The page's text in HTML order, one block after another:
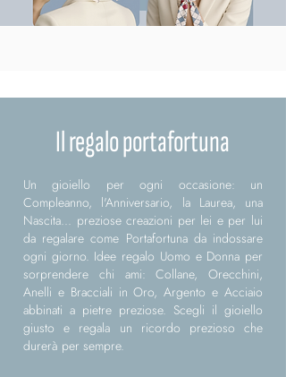
Il regalo portafortuna
Un gioiello per ogni occasione: un
Compleanno, l'Anniversario, la Laurea, una
Nascita... preziose creazioni per lei e per lui
da regalare come Portafortuna da indossare
ogni giorno. Idee regalo Uomo e Donna per
sorprendere chi ami: Collane, Orecchini,
Anelli e Bracciali in Oro, Argento e Acciaio
abbinati a pietre preziose. Scegli il gioiello
giusto e regala un ricordo prezioso che
durerà per sempre.